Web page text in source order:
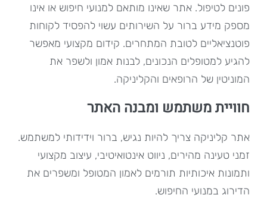
פונים לטיפול. אתר שאינו מותאם למנועי חיפוש או אינו
מספק מידע ברור על השירותים עשוי להפסיד לקוחות
פוטנציאליים לטובת המתחרים. קידום מקצועי מאפשר
להגיע למטופלים הנכונים, לבנות אמון ולשפר את
המוניטין של הרופאים והקליניקה.
חוויית משתמש ומבנה האתר
אתר קליניקה צריך להיות נגיש, ברור וידידותי למשתמש.
זמני טעינה מהירים, ניווט אינטואיטיבי, עיצוב מקצועי
ותמונות איכותיות תורמים לאמון המטופל ומשפרים את
הדירוג במנועי החיפוש.